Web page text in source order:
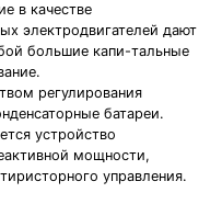
в качестве
электродвигателей дают
большие капи-тальные
регулирования
батареи.
устройство
мощности,
управления.